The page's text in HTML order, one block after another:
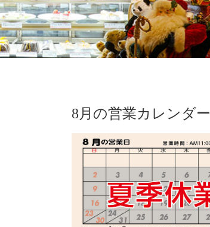
8月の営業カレンダー